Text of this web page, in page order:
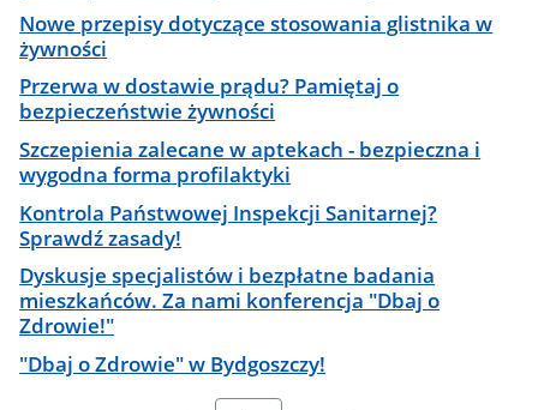
Nowe przepisy dotyczące stosowania glistnika w
żywności
Przerwa w dostawie prądu? Pamiętaj o
bezpieczeństwie żywności
Szczepienia zalecane w aptekach - bezpieczna i
wygodna forma profilaktyki
Kontrola Państwowej Inspekcji Sanitarnej?
Sprawdź zasady!
Dyskusje specjalistów i bezpłatne badania
mieszkańców. Za nami konferencja "Dbaj o
Zdrowie!"
"Dbaj o Zdrowie" w Bydgoszczy!